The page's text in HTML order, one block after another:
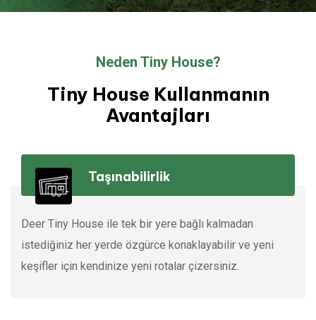
Neden Tiny House?
Tiny House Kullanmanın
Avantajları
Taşınabilirlik
Deer Tiny House ile tek bir yere bağlı kalmadan
istediğiniz her yerde özgürce konaklayabilir ve yeni
keşifler için kendinize yeni rotalar çizersiniz.